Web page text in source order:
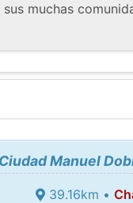
muchas
Manuel
39.16km •